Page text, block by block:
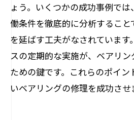
ょう。いくつかの成功事例で
働条件を徹底的に分析するこ
を延ばす工夫がなされています
スの定期的な実施が、ベアリ
ための鍵です。これらのポイ
いベアリングの修理を成功させ